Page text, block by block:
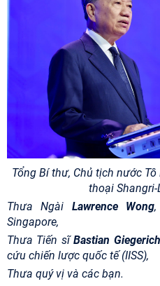
Tổng Bí thư, Chủ tịch nước
thoại
Thưa Ngài Lawrence Wong,
Singapore,
Thưa Tiến sĩBastian Giegerich
cứu chiến lược quốc tế (IISS),
Thưa quý vị và các bạn.